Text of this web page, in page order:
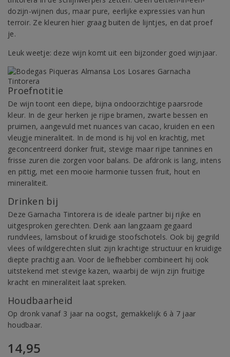
dozijn-wijnen dus, maar pure, eerlijke expressies van hun
terroir. Ze kleuren hier graag buiten de lijntjes, en dat proef
je.
Leuk weetje: deze wijn komt uit een bijzonder goed wijnjaar.
Proefnotitie
De wijn toont een diepe, bijna ondoorzichtige paarsrode
kleur. In de geur herken je rijpe bramen, zwarte bessen en
pruimen, aangevuld met nuances van cacao, kruiden en een
vleugje mineraliteit. In de mond is hij vol en krachtig, met
geconcentreerd donker fruit, stevige maar rijpe tannines en
frisse zuren die zorgen voor balans. De afdronk is lang, intens
en pittig, met een mooie harmonie tussen fruit, hout en
mineraliteit.
Drinken bij
Deze Garnacha Tintorera is de ideale partner bij rijke en
uitgesproken gerechten. Denk aan langzaam gegaard
rundvlees, lamsbout of kruidige stoofschotels. Ook bij gegrild
vlees of wildgerechten sluit zijn krachtige structuur en kruidige
diepte prachtig aan. Voor de liefhebber combineert hij ook
uitstekend met stevige kazen, waarbij de wijn zijn fruitige
kracht en mineraliteit laat spreken.
Houdbaarheid
Op dronk vanaf 3 jaar na oogst, gemakkelijk 6 à 7 jaar
houdbaar.
14,95